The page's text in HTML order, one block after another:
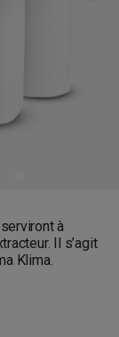
à
Il s’agit
Klima.